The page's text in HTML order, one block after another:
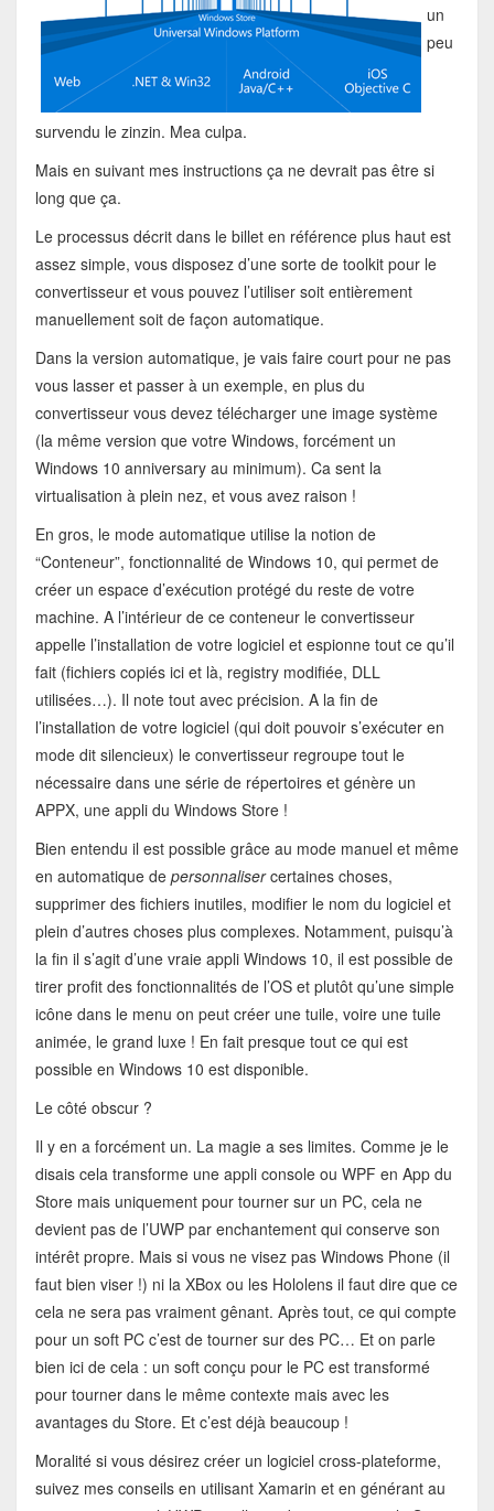
un
peu
survendu le zinzin. Mea culpa.
Mais en suivant mes instructions ça ne devrait pas être si
long que ça.
Le processus décrit dans le billet en référence plus haut est
assez simple, vous disposez d’une sorte de toolkit pour le
convertisseur et vous pouvez l’utiliser soit entièrement
manuellement soit de façon automatique.
Dans la version automatique, je vais faire court pour ne pas
vous lasser et passer à un exemple, en plus du
convertisseur vous devez télécharger une image système
(la même version que votre Windows, forcément un
Windows 10 anniversary au minimum). Ca sent la
virtualisation à plein nez, et vous avez raison !
En gros, le mode automatique utilise la notion de
“Conteneur”, fonctionnalité de Windows 10, qui permet de
créer un espace d’exécution protégé du reste de votre
machine. A l’intérieur de ce conteneur le convertisseur
appelle l’installation de votre logiciel et espionne tout ce qu’il
fait (fichiers copiés ici et là, registry modifiée, DLL
utilisées…). Il note tout avec précision. A la fin de
l’installation de votre logiciel (qui doit pouvoir s’exécuter en
mode dit silencieux) le convertisseur regroupe tout le
nécessaire dans une série de répertoires et génère un
APPX, une appli du Windows Store !
Bien entendu il est possible grâce au mode manuel et même
en automatique de personnalisercertaines choses,
supprimer des fichiers inutiles, modifier le nom du logiciel et
plein d’autres choses plus complexes. Notamment, puisqu’à
la fin il s’agit d’une vraie appli Windows 10, il est possible de
tirer profit des fonctionnalités de l’OS et plutôt qu’une simple
icône dans le menu on peut créer une tuile, voire une tuile
animée, le grand luxe ! En fait presque tout ce qui est
possible en Windows 10 est disponible.
Le côté obscur ?
Il y en a forcément un. La magie a ses limites. Comme je le
disais cela transforme une appli console ou WPF en App du
Store mais uniquement pour tourner sur un PC, cela ne
devient pas de l’UWP par enchantement qui conserve son
intérêt propre. Mais si vous ne visez pas Windows Phone (il
faut bien viser !) ni la XBox ou les Hololens il faut dire que ce
cela ne sera pas vraiment gênant. Après tout, ce qui compte
pour un soft PC c’est de tourner sur des PC… Et on parle
bien ici de cela : un soft conçu pour le PC est transformé
pour tourner dans le même contexte mais avec les
avantages du Store. Et c’est déjà beaucoup !
Moralité si vous désirez créer un logiciel cross-plateforme,
suivez mes conseils en utilisant Xamarin et en générant au